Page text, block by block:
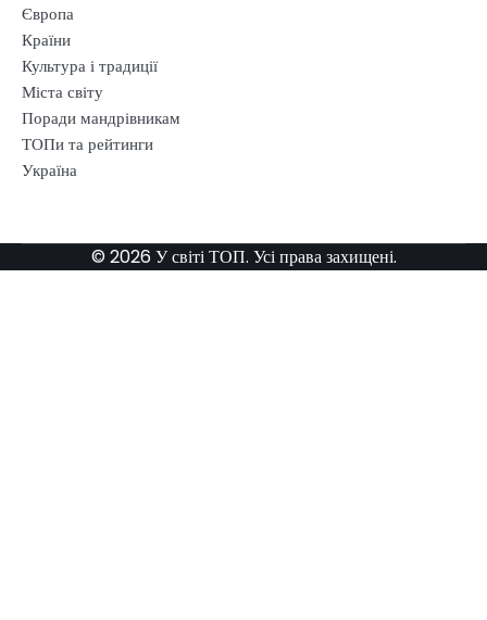
Європа
Країни
Культура і традиції
Міста світу
Поради мандрівникам
ТОПи та рейтинги
Україна
© 2026 У світі ТОП. Усі права захищені.